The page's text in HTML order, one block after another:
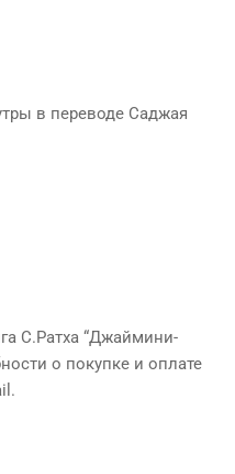
в переводе Саджая
С.Ратха “Джаймини-
о покупке и оплате